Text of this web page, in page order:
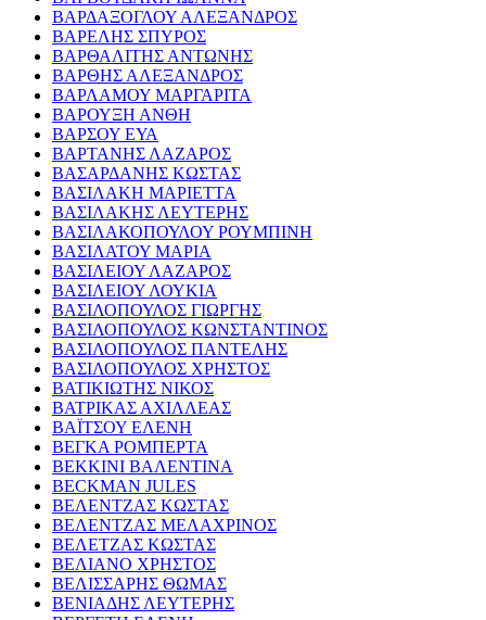
ΒΑΡΔΑΞΟΓΛΟΥ ΑΛΕΞΑΝΔΡΟΣ
ΒΑΡΕΛΗΣ ΣΠΥΡΟΣ
ΒΑΡΘΑΛΙΤΗΣ ΑΝΤΩΝΗΣ
ΒΑΡΘΗΣ ΑΛΕΞΑΝΔΡΟΣ
ΒΑΡΛΑΜΟΥ ΜΑΡΓΑΡΙΤΑ
ΒΑΡΟΥΞΗ ΑΝΘΗ
ΒΑΡΣΟΥ ΕΥΑ
ΒΑΡΤΑΝΗΣ ΛΑΖΑΡΟΣ
ΒΑΣΑΡΔΑΝΗΣ ΚΩΣΤΑΣ
ΒΑΣΙΛΑΚΗ ΜΑΡΙΕΤΤΑ
ΒΑΣΙΛΑΚΗΣ ΛΕΥΤΕΡΗΣ
ΒΑΣΙΛΑΚΟΠΟΥΛΟΥ ΡΟΥΜΠΙΝΗ
ΒΑΣΙΛΑΤΟΥ ΜΑΡΙΑ
ΒΑΣΙΛΕΙΟΥ ΛΑΖΑΡΟΣ
ΒΑΣΙΛΕΙΟΥ ΛΟΥΚΙΑ
ΒΑΣΙΛΟΠΟΥΛΟΣ ΓΙΩΡΓΗΣ
ΒΑΣΙΛΟΠΟΥΛΟΣ ΚΩΝΣΤΑΝΤΙΝΟΣ
ΒΑΣΙΛΟΠΟΥΛΟΣ ΠΑΝΤΕΛΗΣ
ΒΑΣΙΛΟΠΟΥΛΟΣ ΧΡΗΣΤΟΣ
ΒΑΤΙΚΙΩΤΗΣ ΝΙΚΟΣ
ΒΑΤΡΙΚΑΣ ΑΧΙΛΛΕΑΣ
ΒΑΪΤΣΟΥ ΕΛΕΝΗ
ΒΕΓΚΑ ΡΟΜΠΕΡΤΑ
ΒΕΚΚΙΝΙ ΒΑΛΕΝΤΙΝΑ
BECKMAN JULES
ΒΕΛΕΝΤΖΑΣ ΚΩΣΤΑΣ
ΒΕΛΕΝΤΖΑΣ ΜΕΛΑΧΡΙΝΟΣ
ΒΕΛΕΤΖΑΣ ΚΩΣΤΑΣ
ΒΕΛΙΑΝΟ ΧΡΗΣΤΟΣ
ΒΕΛΙΣΣΑΡΗΣ ΘΩΜΑΣ
ΒΕΝΙΑΔΗΣ ΛΕΥΤΕΡΗΣ